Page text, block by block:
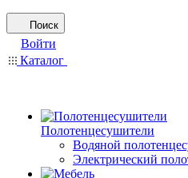
Поиск
Войти
Каталог
Полотенцесушители
Водяной
Электрический